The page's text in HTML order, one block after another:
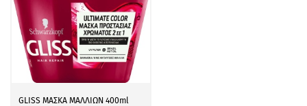
GLISS ΜΑΣΚΑ ΜΑΛΛΙΩΝ 400ml